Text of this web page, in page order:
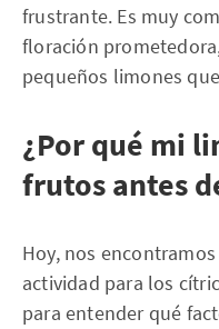
frustrante. Es muy
floración
pequeños limones
¿Por qué mi
frutos antes
Hoy, nos
actividad para los
para entender qué